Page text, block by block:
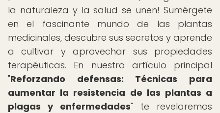
la naturaleza y la salud se unen! Sumérgete
en el fascinante mundo de las plantas
medicinales, descubre sus secretos y aprende
a cultivar y aprovechar sus propiedades
terapéuticas. En nuestro artículo principal
"Reforzando defensas: Técnicas para
aumentar la resistencia de las plantas a
plagas y enfermedades" te revelaremos